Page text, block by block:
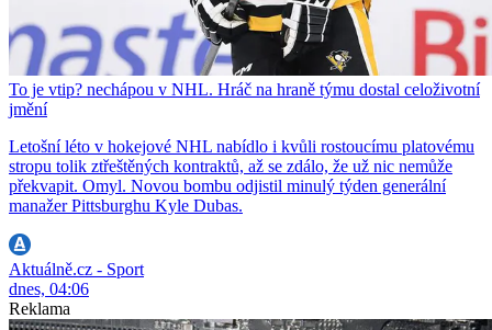
To je vtip? nechápou v NHL. Hráč na hraně týmu dostal celoživotní
jmění
Letošní léto v hokejové NHL nabídlo i kvůli rostoucímu platovému
stropu tolik ztřeštěných kontraktů, až se zdálo, že už nic nemůže
překvapit. Omyl. Novou bombu odjistil minulý týden generální
manažer Pittsburghu Kyle Dubas.
Aktuálně.cz - Sport
dnes, 04:06
Reklama